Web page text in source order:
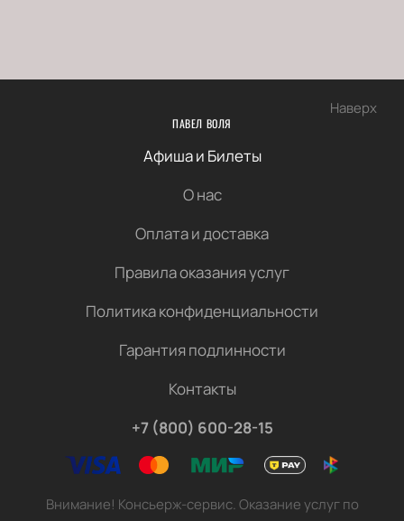
Наверх
ПАВЕЛ ВОЛЯ
Афиша и Билеты
О нас
Оплата и доставка
Правила оказания услуг
Политика конфиденциальности
Гарантия подлинности
Контакты
+7 (800) 600-28-15
Внимание! Консьерж-сервис. Оказание услуг по